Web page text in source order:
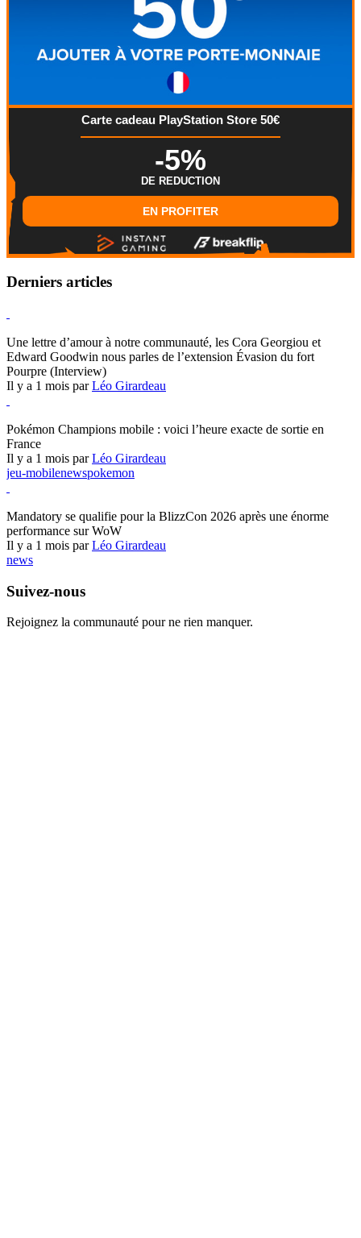
Carte cadeau PlayStation Store 50€
-5%
DE REDUCTION
EN PROFITER
Derniers articles
Une lettre d’amour à notre communauté, les Cora Georgiou et
Edward Goodwin nous parles de l’extension Évasion du fort
Pourpre (Interview)
Il y a 1 mois parLéo Girardeau
Pokémon Champions mobile : voici l’heure exacte de sortie en
France
Il y a 1 mois parLéo Girardeau
jeu-mobilenewspokemon
Mandatory se qualifie pour la BlizzCon 2026 après une énorme
performance sur WoW
Il y a 1 mois parLéo Girardeau
news
Suivez-nous
Rejoignez la communauté pour ne rien manquer.